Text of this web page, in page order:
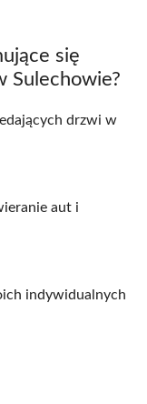
się
Sulechowie?
drzwi w
aut i
indywidualnych